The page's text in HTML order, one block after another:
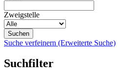
Zweigstelle
Suche verfeinern (Erweiterte Suche)
Suchfilter